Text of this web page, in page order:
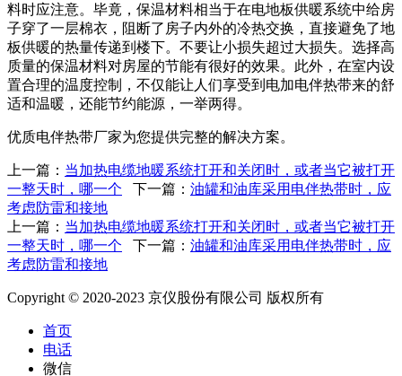
料时应注意。毕竟，保温材料相当于在电地板供暖系统中给房
子穿了一层棉衣，阻断了房子内外的冷热交换，直接避免了地
板供暖的热量传递到楼下。不要让小损失超过大损失。选择高
质量的保温材料对房屋的节能有很好的效果。此外，在室内设
置合理的温度控制，不仅能让人们享受到电加电伴热带来的舒
适和温暖，还能节约能源，一举两得。
优质电伴热带厂家为您提供完整的解决方案。
上一篇： 当加热电缆地暖系统打开和关闭时，或者当它被打开
一整天时，哪一个 下一篇： 油罐和油库采用电伴热带时，应
考虑防雷和接地
上一篇： 当加热电缆地暖系统打开和关闭时，或者当它被打开
一整天时，哪一个 下一篇： 油罐和油库采用电伴热带时，应
考虑防雷和接地
Copyright © 2020-2023 京仪股份有限公司 版权所有
首页
电话
微信